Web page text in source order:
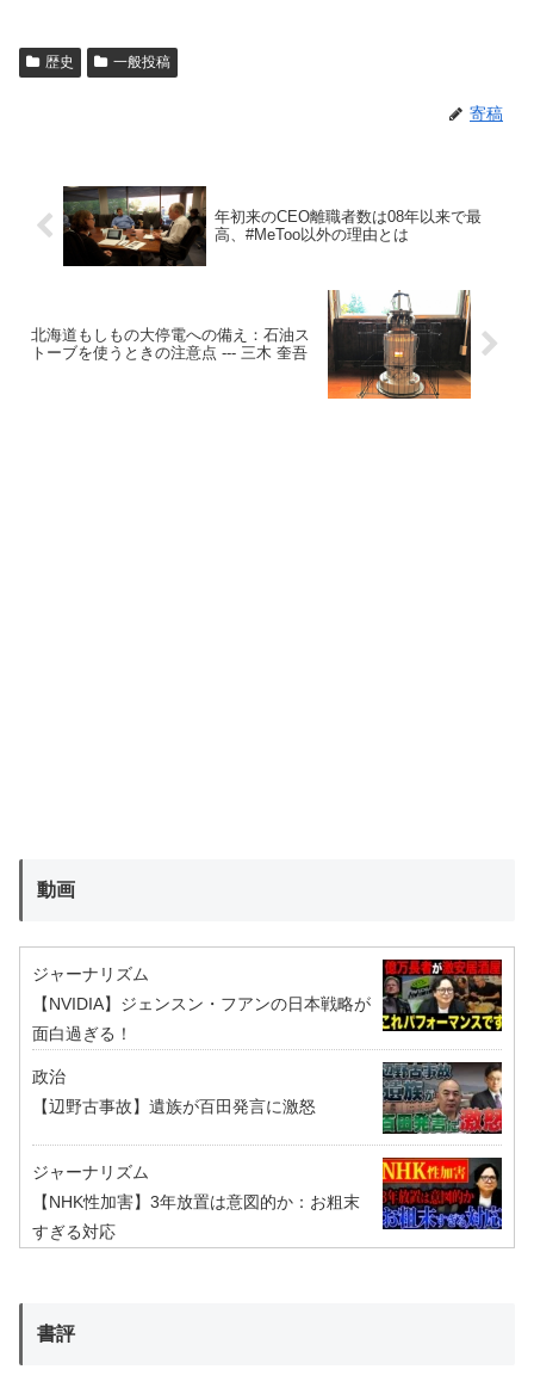
歴史 一般投稿
寄稿
年初来のCEO離職者数は08年以来で最
高、#MeToo以外の理由とは
北海道もしもの大停電への備え：石油ス
トーブを使うときの注意点 --- 三木 奎吾
動画
ジャーナリズム
【NVIDIA】ジェンスン・フアンの日本戦略が
面白過ぎる！
政治
【辺野古事故】遺族が百田発言に激怒
ジャーナリズム
【NHK性加害】3年放置は意図的か：お粗末
すぎる対応
書評